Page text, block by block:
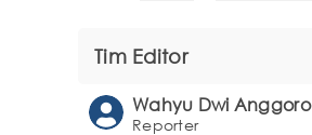
Tim Editor
Wahyu Dwi Anggoro
Reporter